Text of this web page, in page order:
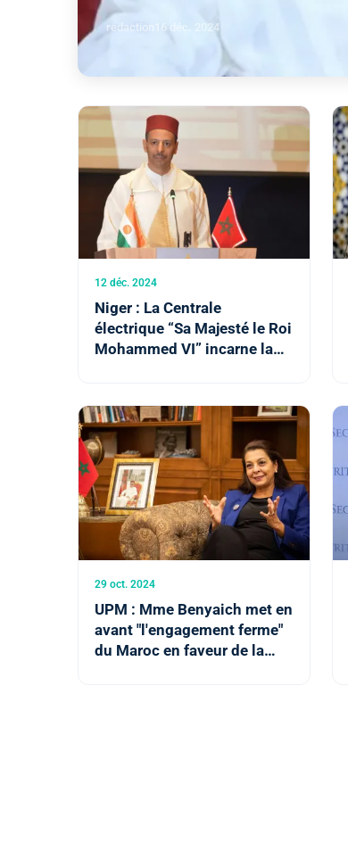
redaction 16 déc. 2024
12 déc. 2024
Niger : La Centrale
électrique “Sa Majesté le Roi
Mohammed VI” incarne la
Sud solidaire et agissante
(Ambassadeur)
29 oct. 2024
UPM : Mme Benyaich met en
avant "l'engagement ferme"
du Maroc en faveur de la